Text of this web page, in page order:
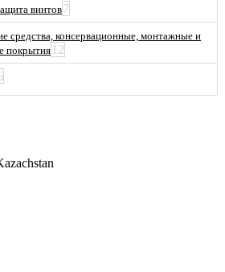
винтов7
средства, консервационные, монтажные и
покрытия 12